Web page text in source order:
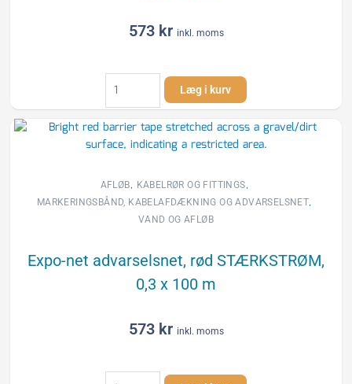
573 kr inkl. moms
Expo-
net
advarselsnet,
blå
DRIKKEVAND,
x
100
Læg i kurv
AFLØB, KABELRØR OG FITTINGS,
MARKERINGSBÅND, KABELAFDÆKNING OG ADVARSELSNET,
VAND OG AFLØB
Expo-net advarselsnet, rød STÆRKSTRØM,
0,3 x 100 m
573 kr inkl. moms
Expo-